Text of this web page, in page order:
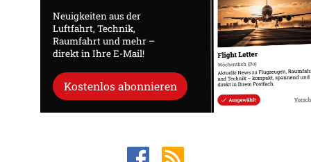
Neuigkeiten aus der
Luftfahrt, Technik,
Raumfahrt und mehr –
direkt in Ihre E-Mail!
Kostenlos abonnieren